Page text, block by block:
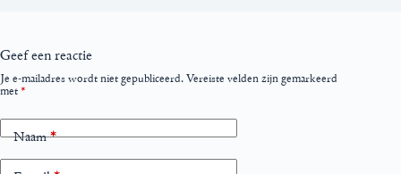
Geef een reactie
Je e-mailadres wordt niet gepubliceerd. Vereiste velden zijn gemarkeerd
met *
Naam*